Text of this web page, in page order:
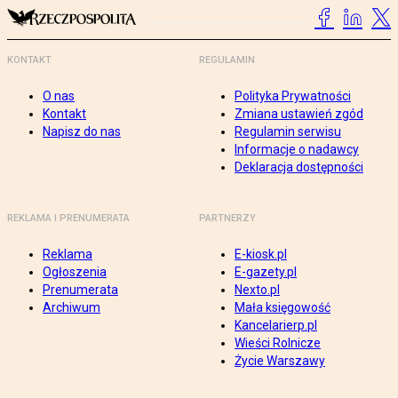
KONTAKT
O nas
Kontakt
Napisz do nas
REGULAMIN
Polityka Prywatności
Zmiana ustawień zgód
Regulamin serwisu
Informacje o nadawcy
Deklaracja dostępności
REKLAMA I PRENUMERATA
Reklama
Ogłoszenia
Prenumerata
Archiwum
PARTNERZY
E-kiosk.pl
E-gazety.pl
Nexto.pl
Mała księgowość
Kancelarierp.pl
Wieści Rolnicze
Życie Warszawy